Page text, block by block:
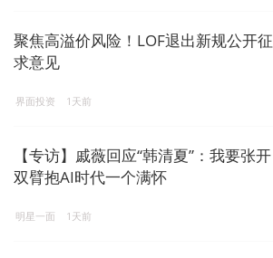
聚焦高溢价风险！LOF退出新规公开征
求意见
界面投资 1天前
【专访】戚薇回应“韩清夏”：我要张开
双臂抱AI时代一个满怀
明星一面 1天前